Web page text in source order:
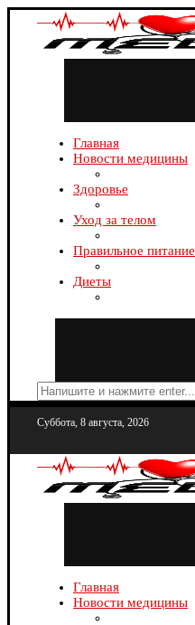
Главная
Новости медицины
Здоровье
Уход за телом
Правильное питание
Диеты
Суббота, 8 августа, 2026
Главная
Новости медицины